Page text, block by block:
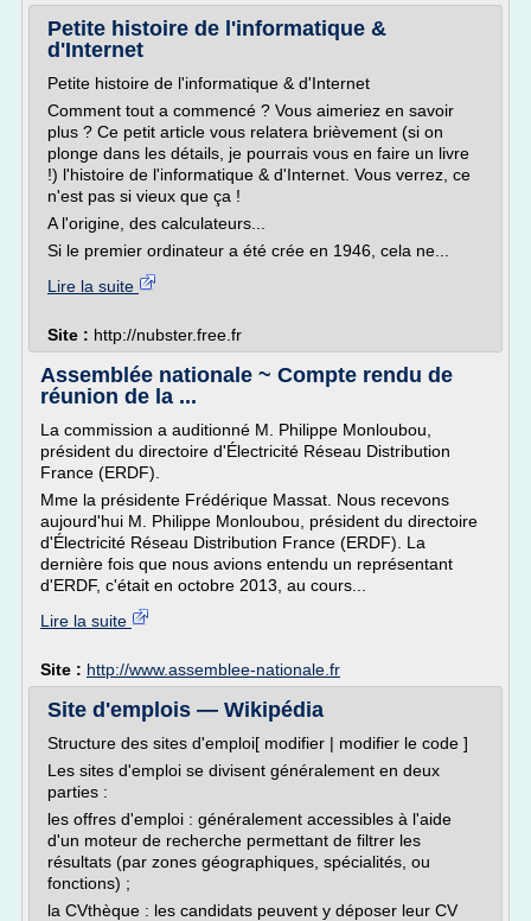
Petite histoire de l'informatique &
d'Internet
Petite histoire de l'informatique & d'Internet
Comment tout a commencé ? Vous aimeriez en savoir
plus ? Ce petit article vous relatera brièvement (si on
plonge dans les détails, je pourrais vous en faire un livre
!) l'histoire de l'informatique & d'Internet. Vous verrez, ce
n'est pas si vieux que ça !
A l'origine, des calculateurs...
Si le premier ordinateur a été crée en 1946, cela ne...
Lire la suite
Site : http://nubster.free.fr
Assemblée nationale ~ Compte rendu de
réunion de la ...
La commission a auditionné M. Philippe Monloubou,
président du directoire d'Électricité Réseau Distribution
France (ERDF).
Mme la présidente Frédérique Massat. Nous recevons
aujourd'hui M. Philippe Monloubou, président du directoire
d'Électricité Réseau Distribution France (ERDF). La
dernière fois que nous avions entendu un représentant
d'ERDF, c'était en octobre 2013, au cours...
Lire la suite
Site : http://www.assemblee-nationale.fr
Site d'emplois — Wikipédia
Structure des sites d'emploi[ modifier | modifier le code ]
Les sites d'emploi se divisent généralement en deux
parties :
les offres d'emploi : généralement accessibles à l'aide
d'un moteur de recherche permettant de filtrer les
résultats (par zones géographiques, spécialités, ou
fonctions) ;
la CVthèque : les candidats peuvent y déposer leur CV